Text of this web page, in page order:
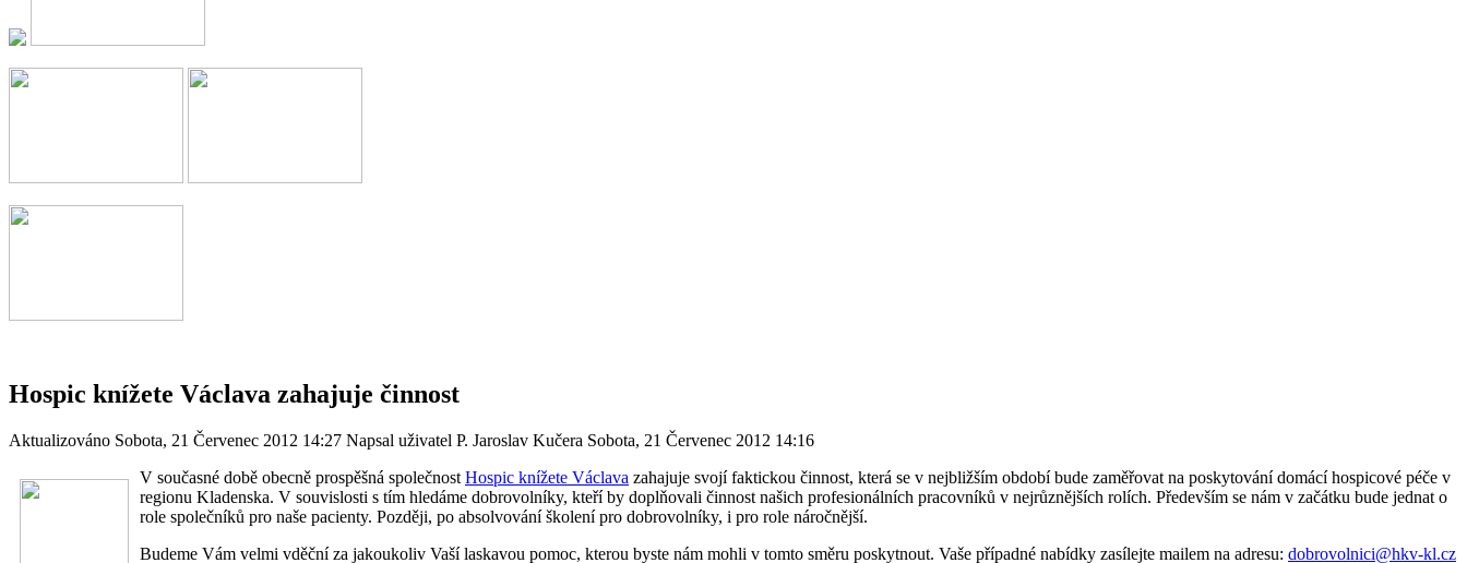
Hospic knížete Václava zahajuje činnost
Aktualizováno Sobota, 21 Červenec 2012 14:27 Napsal uživatel P. Jaroslav Kučera Sobota, 21 Červenec 2012 14:16
V současné době obecně prospěšná společnost Hospic knížete Václava zahajuje svojí faktickou činnost, která se v nejbližším období bude zaměřovat na poskytování domácí hospicové péče v
regionu Kladenska. V souvislosti s tím hledáme dobrovolníky, kteří by doplňovali činnost našich profesionálních pracovníků v nejrůznějších rolích. Především se nám v začátku bude jednat o
role společníků pro naše pacienty. Později, po absolvování školení pro dobrovolníky, i pro role náročnější.
Budeme Vám velmi vděční za jakoukoliv Vaší laskavou pomoc, kterou byste nám mohli v tomto směru poskytnout. Vaše případné nabídky zasílejte mailem na adresu: dobrovolnici@hkv-kl.cz